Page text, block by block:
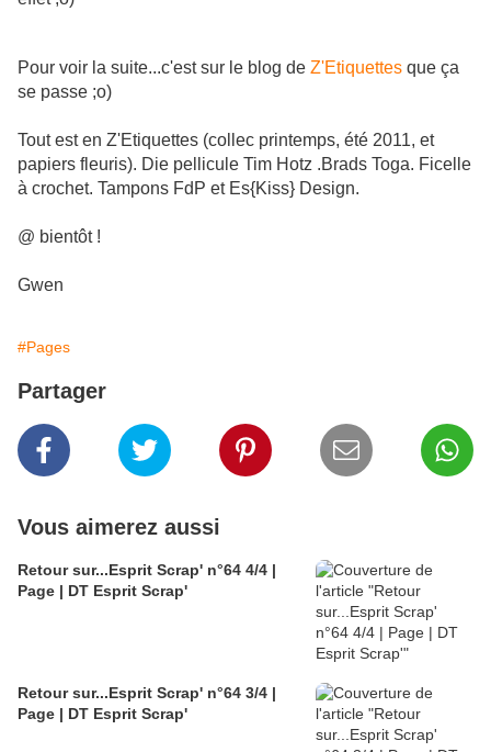
Pour voir la suite...c'est sur le blog de Z'Etiquettes que ça
se passe ;o)
Tout est en Z'Etiquettes (collec printemps, été 2011, et
papiers fleuris). Die pellicule Tim Hotz .Brads Toga. Ficelle
à crochet. Tampons FdP et Es{Kiss} Design.
@ bientôt !
Gwen
#Pages
Partager
Vous aimerez aussi
Retour sur...Esprit Scrap' n°64 4/4 |
Page | DT Esprit Scrap'
Retour sur...Esprit Scrap' n°64 3/4 |
Page | DT Esprit Scrap'